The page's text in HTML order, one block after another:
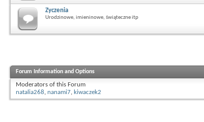
Zyczenia
Urodzinowe, imieninowe, świąteczne itp
Forum Information and Options
Moderators of this Forum
natalia268, nanami7, kiwaczek2